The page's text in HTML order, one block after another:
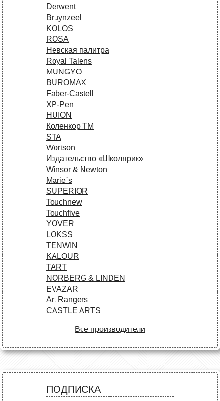
Derwent
Bruynzeel
KOLOS
ROSA
Невская палитра
Royal Talens
MUNGYO
BUROMAX
Faber-Castell
XP-Pen
HUION
Коленкор ТМ
STA
Worison
Издательство «Школярик»
Winsor & Newton
Marie`s
SUPERIOR
Touchnew
Touchfive
YOVER
LOKSS
TENWIN
KALOUR
TART
NORBERG & LINDEN
EVAZAR
Art Rangers
CASTLE ARTS
Все производители
ПОДПИСКА